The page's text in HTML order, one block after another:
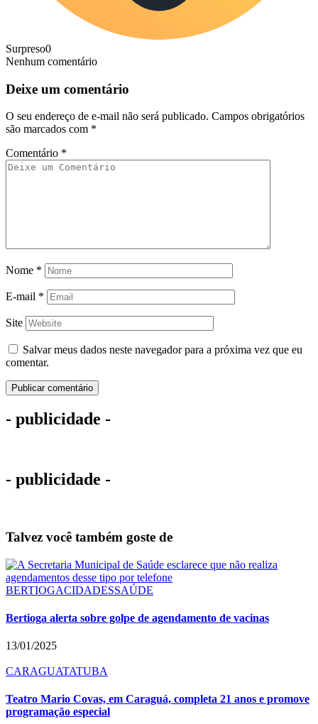
Surpreso0
Nenhum comentário
Deixe um comentário
O seu endereço de e-mail não será publicado. Campos obrigatórios
são marcados com *
Comentário *
Nome *
E-mail *
Site
Salvar meus dados neste navegador para a próxima vez que eu
comentar.
- publicidade -
- publicidade -
Talvez você também goste de
BERTIOGACIDADESSAÚDE
Bertioga alerta sobre golpe de agendamento de vacinas
13/01/2025
CARAGUATATUBA
Teatro Mario Covas, em Caraguá, completa 21 anos e promove
programação especial